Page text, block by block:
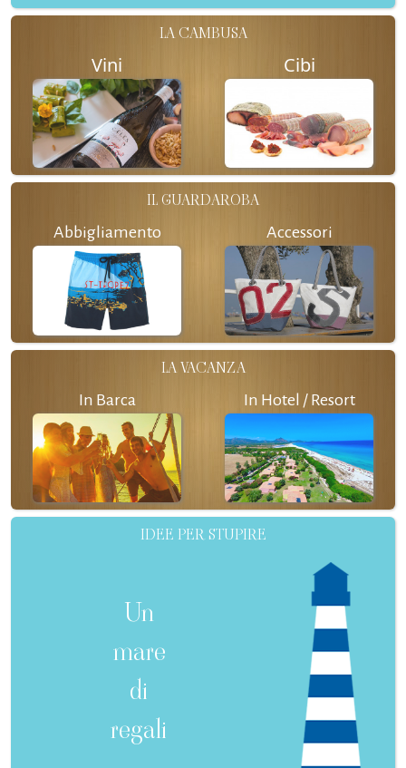
LA CAMBUSA
Vini Cibi
IL GUARDAROBA
Abbigliamento Accessori
LA VACANZA
In Barca In Hotel / Resort
IDEE PER STUPIRE
Un
mare
di
regali